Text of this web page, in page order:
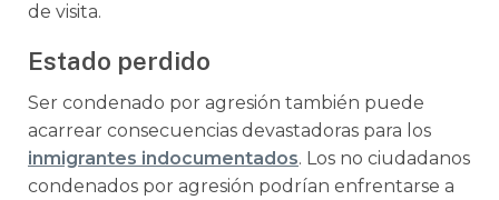
de visita.
Estado perdido
Ser condenado por agresión también puede
acarrear consecuencias devastadoras para los
inmigrantes indocumentados. Los no ciudadanos
condenados por agresión podrían enfrentarse a